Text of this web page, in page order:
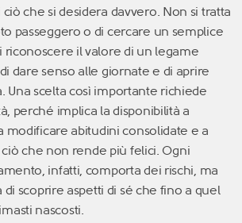
che si desidera davvero. Non si tratta
passeggero o di cercare un semplice
riconoscere il valore di un legame
dare senso alle giornate e di aprire
Una scelta così importante richiede
perché implica la disponibilità a
modificare abitudini consolidate e a
ciò che non rende più felici. Ogni
infatti, comporta dei rischi, ma
di scoprire aspetti di sé che fino a quel
nascosti.